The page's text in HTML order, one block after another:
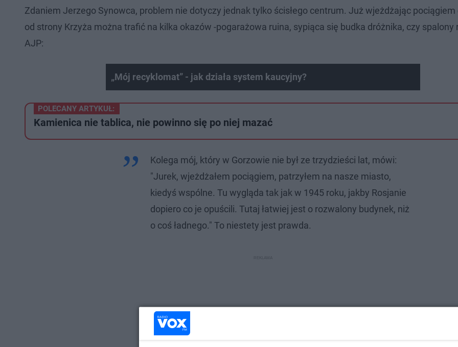
Zdaniem Jerzego Synowca, problem nie dotyczy jednak tylko ścisłego centrum. Już wjeżdżając
od strony Krzyża można trafić na kilka okazów -pogarażowa ruina, sypiąca się budka dróżnika, czy spalony
AJP:
„Mój recyklomat” - jak działa system kaucyjny?
POLECANY ARTYKUŁ:
Kamienica nie tablica, nie powinno się po niej mazać
Kolega mój, który w Gorzowie nie był ze trzydzieści lat, mówi:
"Jurek, wjeżdżałem pociągiem, patrzyłem na nasze miasto,
kiedyś wspólne. Tu wygląda tak jak w 1945 roku, jakby Rosjanie
dopiero co je opuścili. Tutaj łatwiej jest o rozwalony budynek, niż
o coś ładnego." To niestety jest prawda.